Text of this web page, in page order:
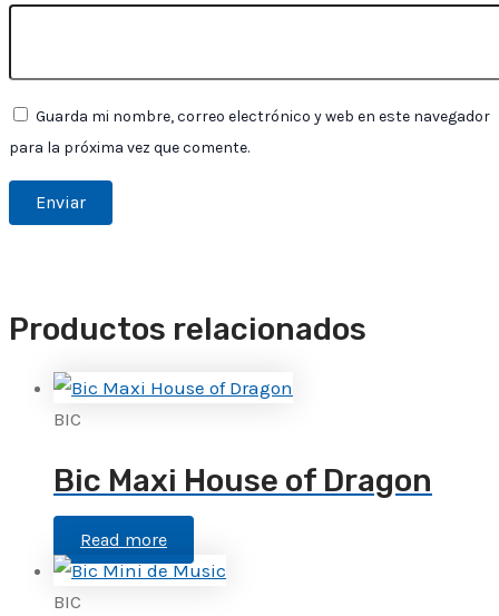
Guarda mi nombre, correo electrónico y web en este navegador
para la próxima vez que comente.
Productos relacionados
BIC
Bic Maxi House of Dragon
Read more
BIC